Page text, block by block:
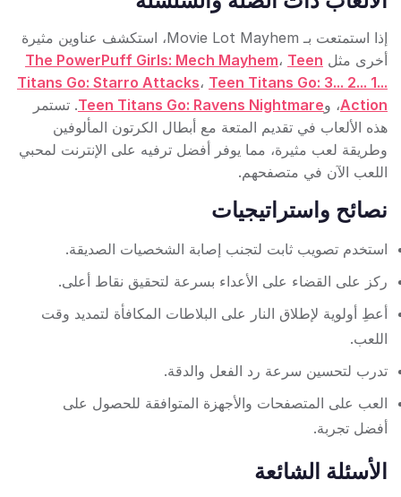
إذا استمتعت بـ Movie Lot Mayhem، استكشف عناوين مثيرة
أخرى مثل
The PowerPuff Girls: Mech Mayhem، Teen
Titans Go: Starro Attacks، Teen Titans Go: 3... 2... 1...
Action، وTeen Titans Go: Ravens Nightmare. تستمر
هذه الألعاب في تقديم المتعة مع أبطال الكرتون المألوفين
وطريقة لعب مثيرة، مما يوفر أفضل ترفيه على الإنترنت لمحبي
اللعب الآن في متصفحهم.
نصائح واستراتيجيات
استخدم تصويب ثابت لتجنب إصابة الشخصيات الصديقة.
ركز على القضاء على الأعداء بسرعة لتحقيق نقاط أعلى.
أعطِ أولوية لإطلاق النار على البلاطات المكافأة لتمديد وقت
اللعب.
تدرب لتحسين سرعة رد الفعل والدقة.
العب على المتصفحات والأجهزة المتوافقة للحصول على
أفضل تجربة.
الأسئلة الشائعة